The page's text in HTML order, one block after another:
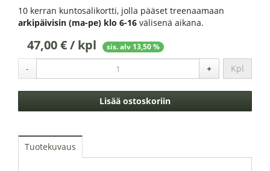
10 kerran kuntosalikortti, jolla pääset treenaamaan
arkipäivisin (ma-pe) klo 6-16 välisenä aikana.
47,00 € / kpl sis. alv 13,50 %
- + Kpl
Lisää ostoskoriin
Tuotekuvaus